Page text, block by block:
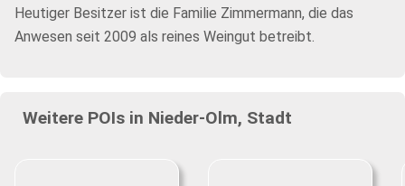
Heutiger Besitzer ist die Familie Zimmermann, die das
Anwesen seit 2009 als reines Weingut betreibt.
Weitere POIs in Nieder-Olm, Stadt